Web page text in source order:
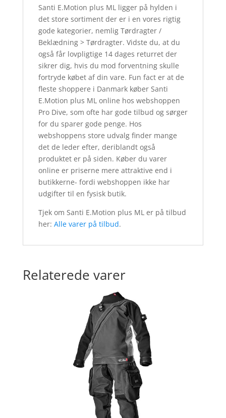
Santi E.Motion plus ML ligger på hylden i
det store sortiment der er i en vores rigtig
gode kategorier, nemlig Tørdragter /
Beklædning > Tørdragter. Vidste du, at du
også får lovpligtige 14 dages returret der
sikrer dig, hvis du mod forventning skulle
fortryde købet af din vare. Fun fact er at de
fleste shoppere i Danmark køber Santi
E.Motion plus ML online hos webshoppen
Pro Dive, som ofte har gode tilbud og sørger
for du sparer gode penge. Hos
webshoppens store udvalg finder mange
det de leder efter, deriblandt også
produktet er på siden. Køber du varer
online er priserne mere attraktive end i
butikkerne- fordi webshoppen ikke har
udgifter til en fysisk butik.
Tjek om Santi E.Motion plus ML er på tilbud
her: Alle varer på tilbud.
Relaterede varer